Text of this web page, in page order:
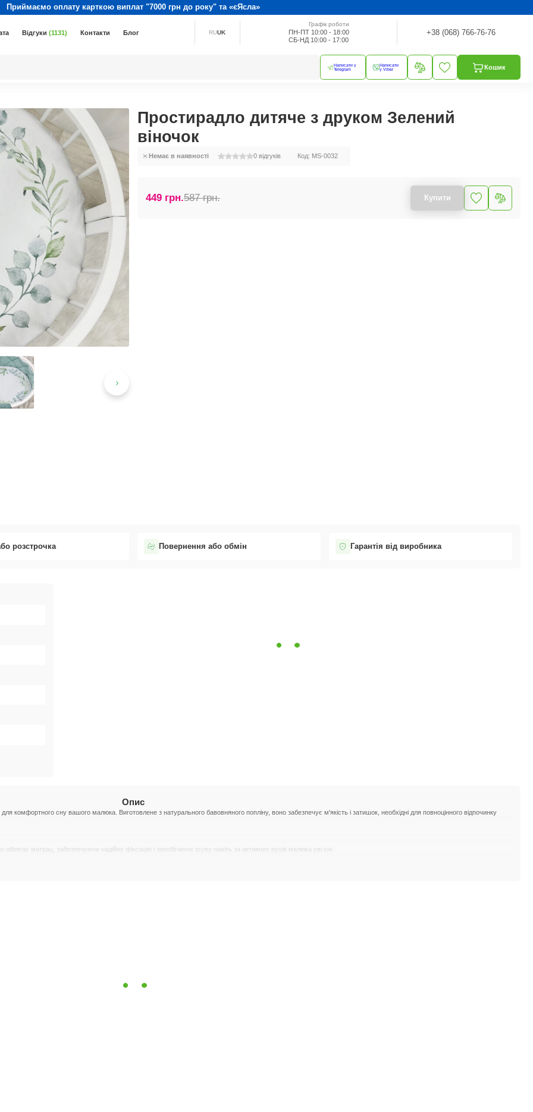
Приймаємо оплату карткою виплат "7000 грн до року" та «єЯсла»
Відгуки(1131) Контакти Блог RUUK
Графік роботи
ПН-ПТ 10:00 - 18:00
СБ-НД 10:00 - 17:00
+38 (068) 766-76-76
Написати у
Telegram
Написати
у Viber
Кошик
Простирадло дитяче з друком Зелений
віночок
Немає в наявності 0 відгуків Код: MS-0032
587 грн.
449 грн. Купити
розстрочка Повернення або обмін Гарантія від виробника
Опис
комфортного сну вашого малюка. Виготовлене з натурального бавовняного попліну, воно забезпечує м'якість і затишок, необхідні для повноцінного відпочинку
матрац, забезпечуючи надійну фіксацію і запобігаючи зсуву навіть за активних рухів малюка уві сні.